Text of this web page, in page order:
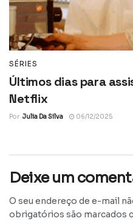
SÉRIES
Últimos dias para
Netflix
Por Julia Da Silva 06/12/2025
Deixe um
O seu endereço de e-mail
obrigatórios são marcados